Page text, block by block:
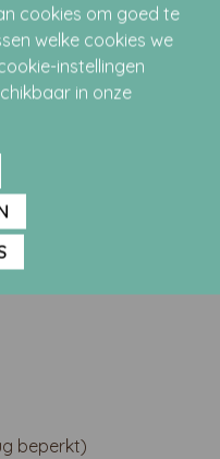
beperkt)​
cookies om goed te
welke cookies we
instellingen
in onze